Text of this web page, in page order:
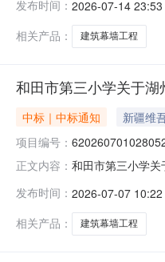
事项：详见附件
发布时间： 2026-07-14 23:53
相关产品：
建筑幕墙工程
和田市第三小学关于
中标｜中标通知 新疆维
项目编号：
正文内容： 和田市第三小学
政区划名称：和
发布时间： 2026-07-07 10:22
相关产品：
建筑幕墙工程